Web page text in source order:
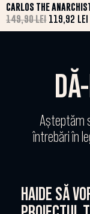
CARLOS THE
149,90LEI 119,92 LEI
Așteptăm
întrebări în
HAIDE SĂ